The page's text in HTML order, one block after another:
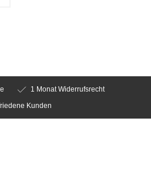
1 Monat Widerrufsrecht
Kunden